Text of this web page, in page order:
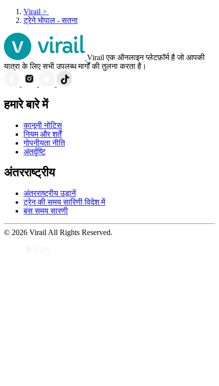
Virail >
ट्रेने भोपाल - सतना
Virail एक ऑनलाइन प्लेटफ़ॉर्म है जो आपकी
यात्रा के लिए सभी उपलब्ध मार्गों की तुलना करता है।
हमारे बारे में
कानूनी नोटिस
नियम और शर्तें
गोपनीयता नीति
अंतर्दृष्टि
अंतरराष्ट्रीय
अंतरराष्ट्रीय उड़ानें
ट्रेन की समय सारिणी विदेश में
बस समय सारणी
© 2026 Virail All Rights Reserved.